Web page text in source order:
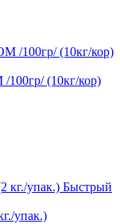
(10кг/кор)
Быстрый
упак.)